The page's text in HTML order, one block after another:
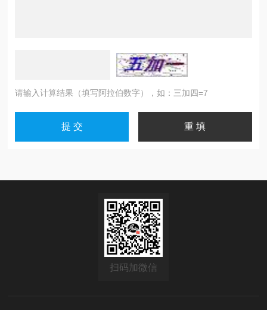
请输入计算结果（填写阿拉伯数字），如：三加四=7
扫码加微信